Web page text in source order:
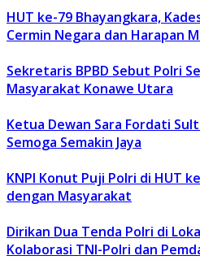
HUT ke-79 Bhayangkara,
Cermin Negara dan Harapan
Sekretaris BPBD Sebut Polri
Masyarakat Konawe Utara
Ketua Dewan Sara Fordati
Semoga Semakin Jaya
KNPI Konut Puji Polri di HUT
dengan Masyarakat
Dirikan Dua Tenda Polri di
Kolaborasi TNI-Polri dan